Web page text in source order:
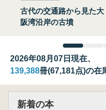
古代の交通路から見た大
阪湾沿岸の古墳
2026年08月07日現在、
139,388冊(67,181点)の在
新着の本